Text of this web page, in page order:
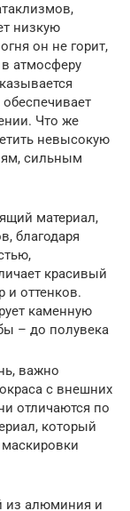
низкую
он не горит,
атмосферу
Что же
невысокую
сильным
материал,
благодаря
красивый
и оттенков.
каменную
– до полувека
важно
с внешних
отличаются по
который
из алюминия и